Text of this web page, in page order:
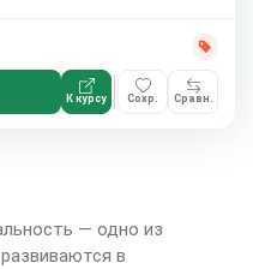
К курсу Сохр. Сравн.
— одно из
в